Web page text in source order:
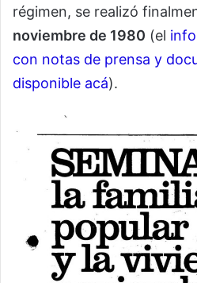
régimen, se realizó
noviembre de 1980 (el
con notas de prensa y
disponible acá).